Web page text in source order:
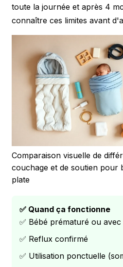
toute la journée et après 4
connaître ces limites avant
Comparaison visuelle de
couchage et de soutien pour
plate
✅ Quand ça fonctionne
✅ Bébé prématuré ou avec
✅ Reflux confirmé
✅ Utilisation ponctuelle